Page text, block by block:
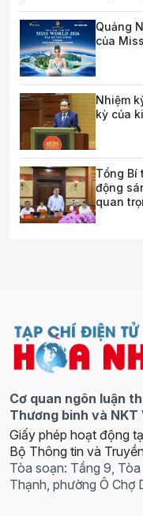
Quảng
của
Nhiệm
kỳ của
Tổng Bí
động
quan
Cơ quan ngôn luận
Thương binh và NKT
Giấy phép hoạt động
Bộ Thông tin và
Tòa soạn: Tầng 9,
Thạnh, phường Ô Chợ